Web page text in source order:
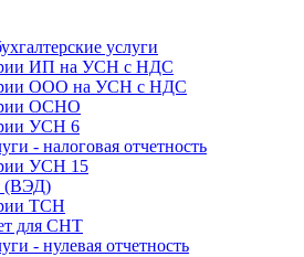
услуги
ИП на УСН с НДС
ООО на УСН с НДС
ОСНО
УСН 6
- налоговая отчетность
УСН 15
(ВЭД)
ТСН
для СНТ
- нулевая отчетность